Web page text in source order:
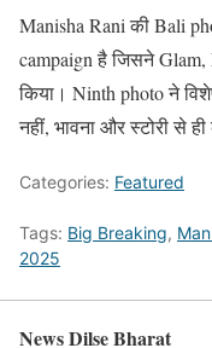
Manisha Rani की Bali
campaign है जिसने
किया। Ninth photo ने
नहीं, भावना और स्टोरी से
Categories: Featured
Tags: Big Breaking,
2025
News Dilse Bharat